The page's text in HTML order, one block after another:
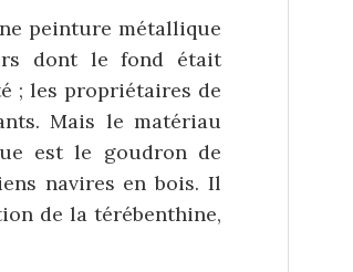
peinture métallique
dont le fond était
; les propriétaires de
Mais le matériau
est le goudron de
navires en bois. Il
de la térébenthine,